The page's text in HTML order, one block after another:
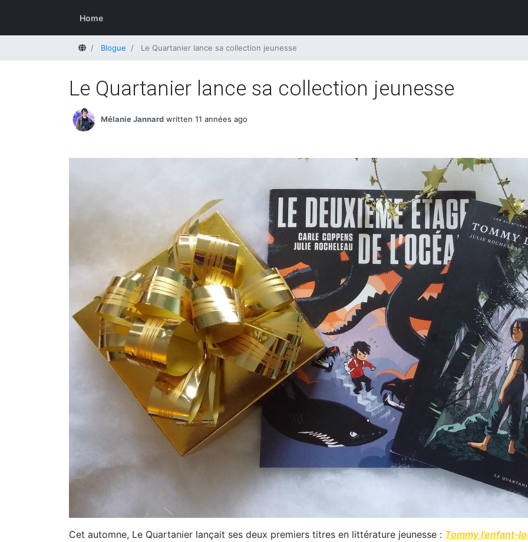
Home
HomeBlogue Le Quartanier lance sa collection jeunesse
Le Quartanier lance sa collection jeunesse
Mélanie Jannard written 11 années ago
Cet automne, Le Quartanier lançait ses deux premiers titres en littérature jeunesse : Tommy l’enfant-